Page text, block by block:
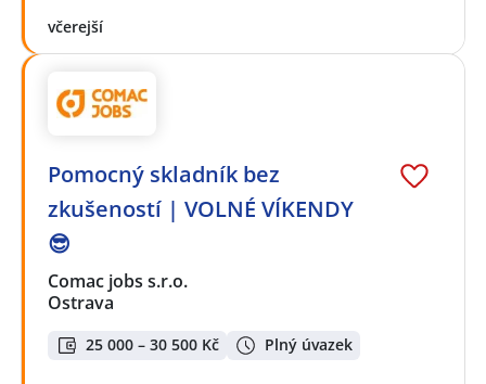
včerejší
Pomocný skladník bez
zkušeností | VOLNÉ VÍKENDY
😎
Comac jobs s.r.o.
Ostrava
25 000 – 30 500 Kč Plný úvazek